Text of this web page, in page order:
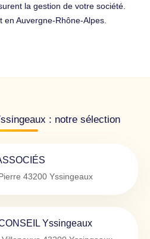
la gestion de votre société.
Auvergne-Rhône-Alpes.
: notre sélection
43200 Yssingeaux
Yssingeaux